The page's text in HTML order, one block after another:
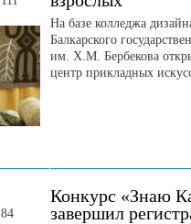
На базе колледжа
Балкарского
им. Х.М. Бербекова
центр прикладных
84
Конкурс «Знаю
завершил